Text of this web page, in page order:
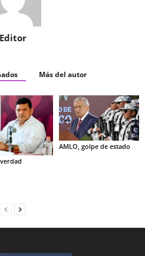
Editor
Más del autor
AMLO, golpe de estado